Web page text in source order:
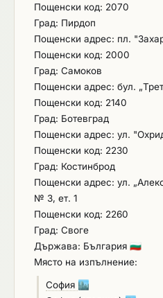
да се осигури добро
безопасно и надеждно
климатичната техника.
Пощенски код: 2070
Град: Пирдоп
Пощенски адрес: пл.
Пощенски код: 2000
Град: Самоков
Пощенски адрес: бул.
Пощенски код: 2140
Град: Ботевград
Пощенски адрес: ул.
Пощенски код: 2230
Град: Костинброд
Пощенски адрес: ул.
№ 3, ет. 1
Пощенски код: 2260
Град: Своге
Държава: България 🇧🇬
Място на изпълнение:
София 🏙️